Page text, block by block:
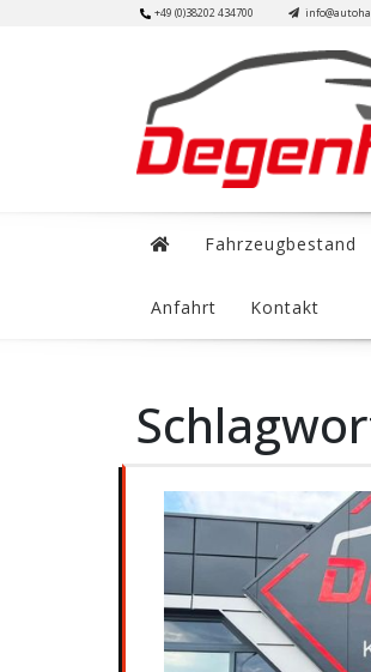
+49 (0)38202 434700
Fahrzeugbestand
Anfahrt Kontakt